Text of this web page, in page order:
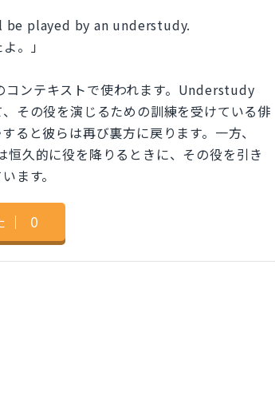
played by an understudy.
。」
ンテキストで使われます。Understudy
その役を演じるための訓練を受けている俳
ると彼らは再び裏方に戻ります。一方、
久的に役を降りるときに、その役を引き
ます。
｜ 0